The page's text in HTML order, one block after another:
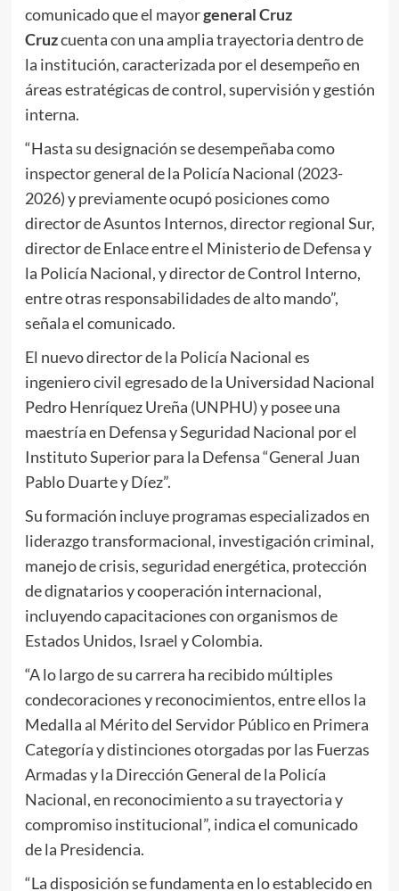
comunicado que el mayorgeneral Cruz
Cruzcuenta con una amplia trayectoria dentro de
la institución, caracterizada por el desempeño en
áreas estratégicas de control, supervisión y gestión
interna.
“Hasta su designación se desempeñaba como
inspector general de la Policía Nacional (2023-
2026) y previamente ocupó posiciones como
director de Asuntos Internos, director regional Sur,
director de Enlace entre el Ministerio de Defensa y
la Policía Nacional, y director de Control Interno,
entre otras responsabilidades de alto mando”,
señala el comunicado.
El nuevo director de la Policía Nacional es
ingeniero civil egresado de la Universidad Nacional
Pedro Henríquez Ureña (UNPHU) y posee una
maestría en Defensa y Seguridad Nacional por el
Instituto Superior para la Defensa “General Juan
Pablo Duarte y Díez”.
Su formación incluye programas especializados en
liderazgo transformacional, investigación criminal,
manejo de crisis, seguridad energética, protección
de dignatarios y cooperación internacional,
incluyendo capacitaciones con organismos de
Estados Unidos, Israel y Colombia.
“A lo largo de su carrera ha recibido múltiples
condecoraciones y reconocimientos, entre ellos la
Medalla al Mérito del Servidor Público en Primera
Categoría y distinciones otorgadas por las Fuerzas
Armadas y la Dirección General de la Policía
Nacional, en reconocimiento a su trayectoria y
compromiso institucional”, indica el comunicado
de la Presidencia.
“La disposición se fundamenta en lo establecido en